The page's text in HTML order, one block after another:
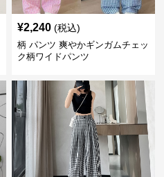
¥2,240 (税込)
柄 パンツ 爽やかギンガムチェッ
ク柄ワイドパンツ